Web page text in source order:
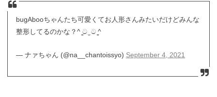
bugAbooちゃんたち可愛くてお人形さんみたいだけどみんな
整形してるのかな？^ ̳ට ̫ ට ̳^
— ナァちゃん (@na__chantoissyo) September 4, 2021